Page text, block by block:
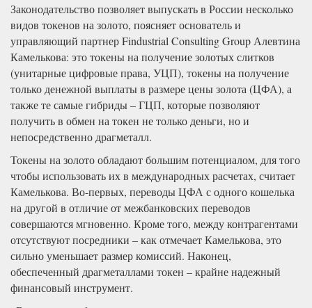
Законодательство позволяет выпускать в России несколько
видов токенов на золото, поясняет основатель и
управляющий партнер Findustrial Consulting Group Алевтина
Камелькова: это токены на получение золотых слитков
(унитарные цифровые права, УЦП), токены на получение
только денежной выплаты в размере цены золота (ЦФА), а
также те самые гибриды – ГЦП, которые позволяют
получить в обмен на токен не только деньги, но и
непосредственно драгметалл.
Токены на золото обладают большим потенциалом, для того
чтобы использовать их в международных расчетах, считает
Камелькова. Во-первых, переводы ЦФА с одного кошелька
на другой в отличие от межбанковских переводов
совершаются мгновенно. Кроме того, между контрагентами
отсутствуют посредники – как отмечает Камелькова, это
сильно уменьшает размер комиссий. Наконец,
обеспеченный драгметаллами токен – крайне надежный
финансовый инструмент.